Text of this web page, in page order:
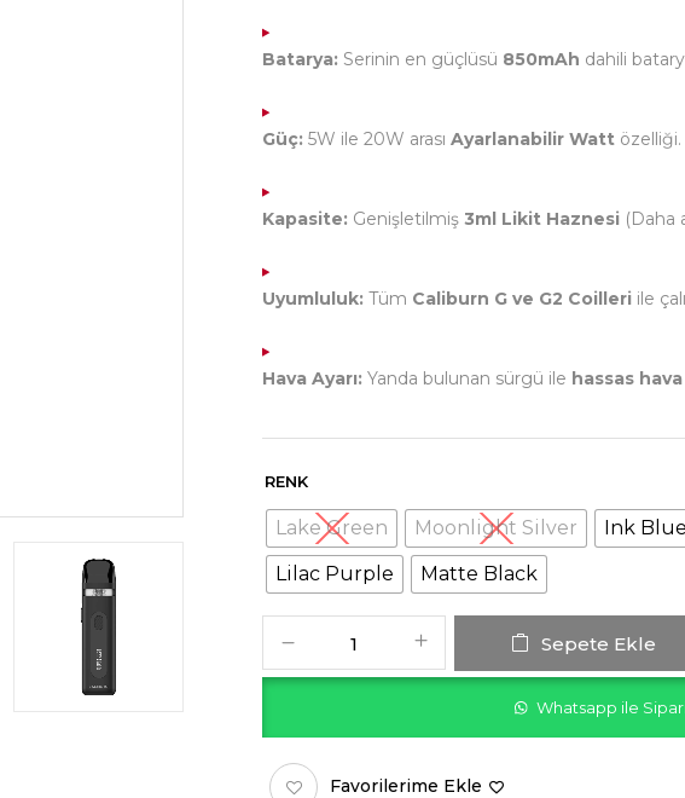
Batarya: Serinin en güçlüsü 850mAh dahili
Güç: 5W ile 20W arası Ayarlanabilir Watt özelliği.
Kapasite: Genişletilmiş 3ml Likit Haznesi (Daha
Uyumluluk: Tüm Caliburn G ve G2 Coilleri ile
Hava Ayarı: Yanda bulunan sürgü ile hassas
RENK
Lake Green Moonlight Silver Ink Blue
Lilac Purple
Matte Black
Sepete Ekle
Whatsapp ile
Favorilerime Ekle